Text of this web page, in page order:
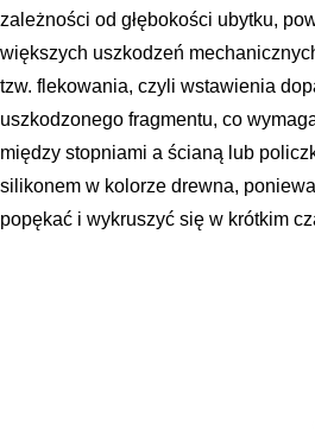
zależności od głębokości ubytku,
większych uszkodzeń
tzw. flekowania, czyli wstawienia
uszkodzonego fragmentu, co
między stopniami a ścianą lub
silikonem w kolorze drewna,
popękać i wykruszyć się w krótkim